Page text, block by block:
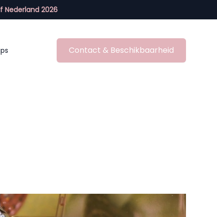
Nederland 2026
Contact & Beschikbaarheid